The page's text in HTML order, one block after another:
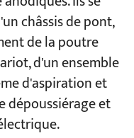
châssis de pont,
de la poutre
d'un ensemble
d'aspiration et
dépoussiérage et